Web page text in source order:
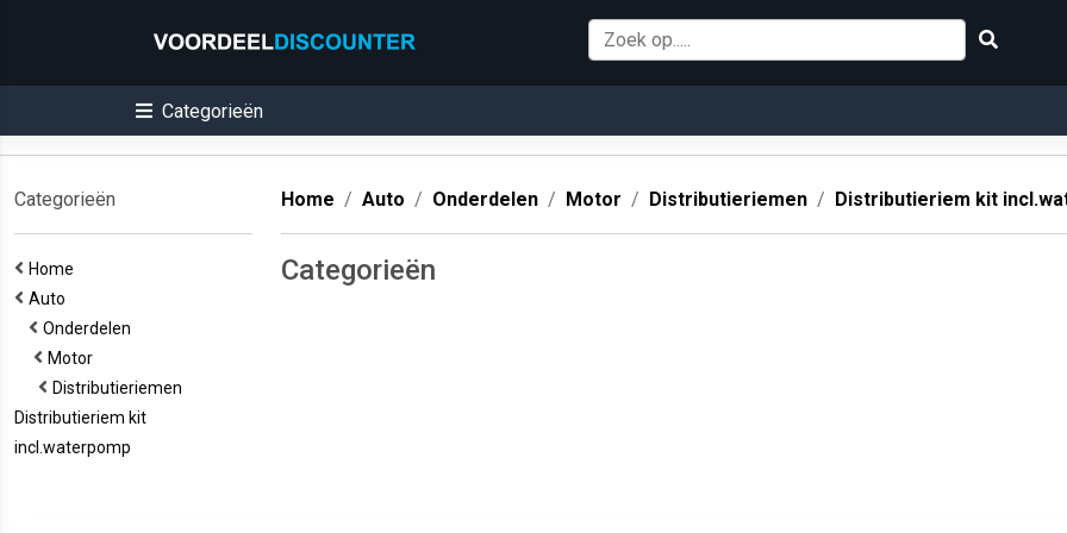
Categorieën
Categorieën
Home
Auto
Onderdelen
Motor
Distributieriemen
Distributieriem kit
incl.waterpomp
Home Auto Onderdelen Motor Distributieriemen Distributieriem kit
Categorieën